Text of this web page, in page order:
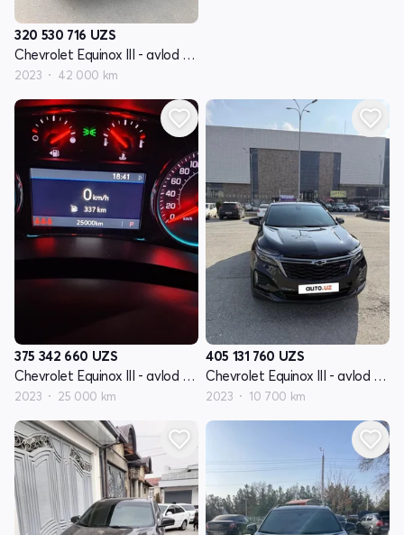
320 530 716 UZS
Chevrolet Equinox III - avlod restyling
2023 42 000 km
375 342 660 UZS
Chevrolet Equinox III - avlod restyling
2023 25 000 km
405 131 760 UZS
Chevrolet Equinox III - avlod restyling
2023 10 700 km